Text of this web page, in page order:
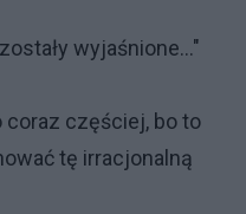
wyjaśnione..."
częściej, bo to
tę irracjonalną